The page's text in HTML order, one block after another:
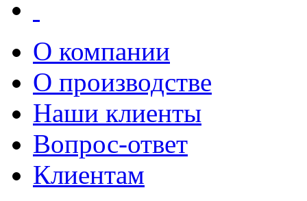
О компании
О производстве
Наши клиенты
Вопрос-ответ
Клиентам